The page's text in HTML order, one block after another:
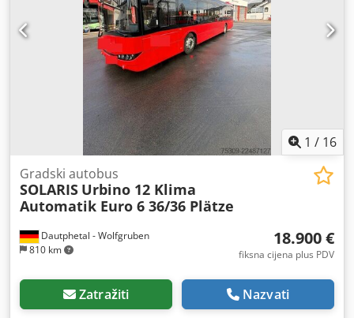
1 / 16
Dautphetal - Wolfgruben
810 km
Gradski autobus
SOLARIS Urbino 12 Klima
Automatik Euro 6 36/36 Plätze
18.900 €
fiksna cijena plus PDV
Zatražiti Nazvati